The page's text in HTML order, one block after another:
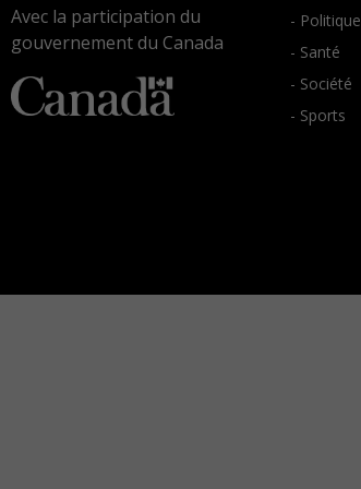
Avec la participation du
gouvernement du Canada
- Politique
- Santé
- Société
- Sports